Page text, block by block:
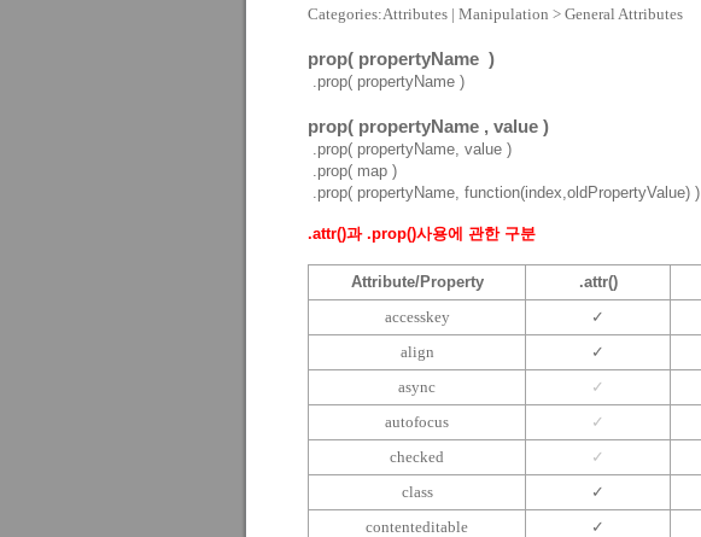
Categories:Attributes | Manipulation > General Attributes
prop( propertyName )
prop( propertyName )
prop( propertyName , value )
prop( propertyName, value )
prop( map )
prop( propertyName, function(index,oldPropertyValue) )
.attr()과 .prop()사용에 관한 구분
Attribute/Property .attr()
accesskey
✓
align
✓
async
✓
autofocus
✓
checked
✓
class
✓
contenteditable
✓